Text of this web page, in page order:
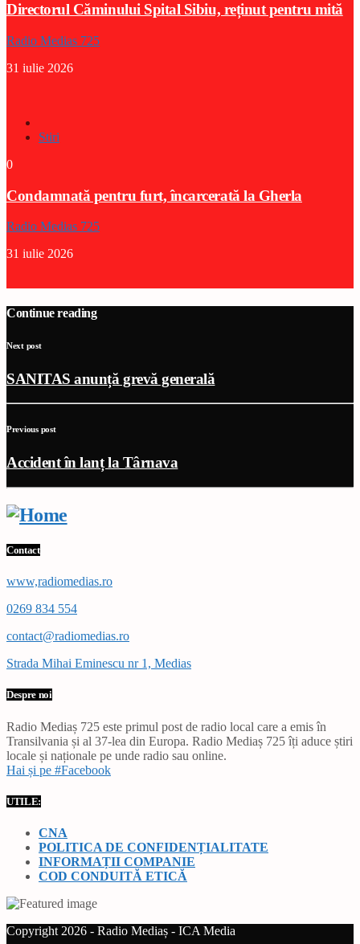
Directorul Căminului Spital Sibiu, reținut pentru mită
Radio Medias 725
31 iulie 2026
Stiri
0
Condamnată pentru furt, încarcerată la Gherla
Radio Medias 725
31 iulie 2026
Continue reading
Next post
SANITAS anunță grevă generală
Previous post
Accident în lanț la Târnava
Contact
www,radiomedias.ro
0269 834 554
contact@radiomedias.ro
Strada Mihai Eminescu nr 1, Medias
Despre noi
Radio Mediaș 725 este primul post de radio local care a emis în
Transilvania și al 37-lea din Europa. Radio Mediaș 725 îți aduce știri
locale și naționale pe unde radio sau online.
Hai și pe #Facebook
UTILE:
CNA
POLITICA DE CONFIDENȚIALITATE
INFORMAȚII COMPANIE
COD CONDUITĂ ETICĂ
Copyright 2026 - Radio Mediaș - ICA Media